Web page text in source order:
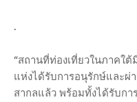
.
“สถานที่ท่องเที่ยวในภาคใ
แห่งได้รับการอนุรักษ์และผ่
สากลแล้ว พร้อมทั้งได้รับกา